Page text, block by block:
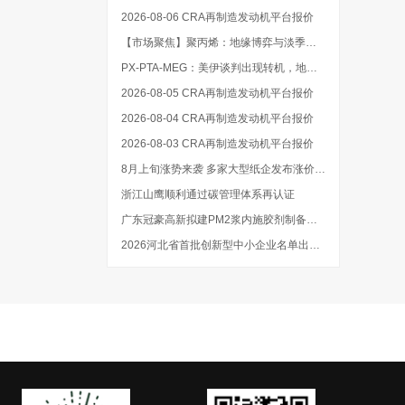
2026-08-06 CRA再制造发动机平台报价
【市场聚焦】聚丙烯：地缘博弈与淡季供需的双向角力
PX-PTA-MEG：美伊谈判出现转机，地缘溢价回吐
2026-08-05 CRA再制造发动机平台报价
2026-08-04 CRA再制造发动机平台报价
2026-08-03 CRA再制造发动机平台报价
8月上旬涨势来袭 多家大型纸企发布涨价计划
浙江山鹰顺利通过碳管理体系再认证
广东冠豪高新拟建PM2浆内施胶剂制备系统技改项目
2026河北省首批创新型中小企业名单出炉 造纸印刷包装业多企业上榜